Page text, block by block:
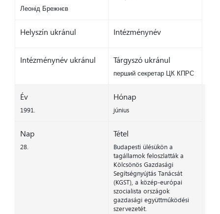
Леонід Брежнєв
Helyszín ukránul Intézménynév
Intézménynév ukránul Tárgyszó ukránul
перший секретар ЦК КПРС
Év
1991.
Hónap
június
Nap
28.
Tétel
Budapesti ülésükön a
tagállamok feloszlatták a
Kölcsönös Gazdasági
Segítségnyújtás Tanácsát
(KGST), a közép-európai
szocialista országok
gazdasági együttműködési
szervezetét.